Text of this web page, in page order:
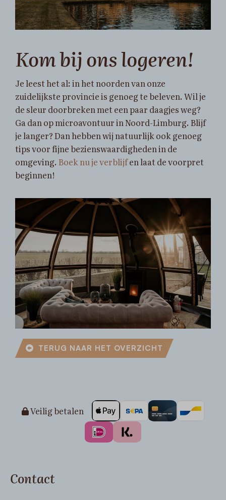
Kom bij ons logeren!
Je leest het al: in het noorden van onze
zuidelijkste provincie is genoeg te beleven. Wil je
de sleur doorbreken met een paar daagjes weg?
Ga dan op microavontuur in Noord-Limburg. Blijf
je langer? Dan hebben wij natuurlijk ook genoeg
tips voor fijne bezienswaardigheden in de
omgeving.Boek nu je verblijfen laat de voorpret
beginnen!
TERUG NAAR HET OVERZICHT
Veilig betalen
Contact